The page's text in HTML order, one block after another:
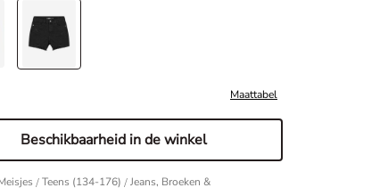
Maattabel
Beschikbaarheid in de winkel
/ Teens (134-176) / Jeans, Broeken & Leggings